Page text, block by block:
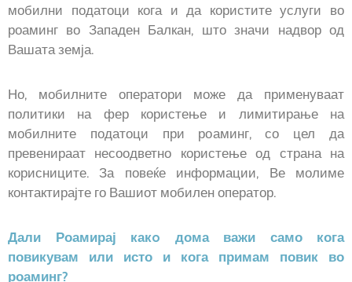
мобилни податоци кога и да користите услуги во
роаминг во Западен Балкан, што значи надвор од
Вашата земја.
Но, мобилните оператори може да применуваат
политики на фер користење и лимитирање на
мобилните податоци при роаминг, со цел да
превенираат несоодветно користење од страна на
корисниците. За повеќе информации, Ве молиме
контактирајте го Вашиот мобилен оператор.
Дали Роамирај какo дома важи само кога
повикувам или исто и кога примам повик во
роаминг?